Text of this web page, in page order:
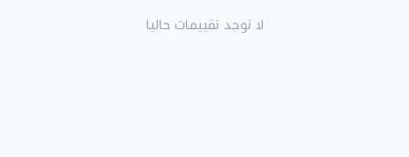
لا توجد تقييمات حاليا